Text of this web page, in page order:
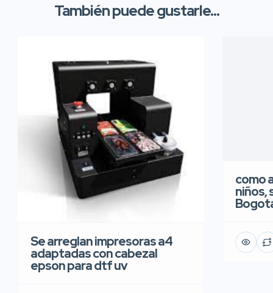
También puede gustarle...
Se arreglan impresoras a4
adaptadas con cabezal
epson para dtf uv
como
niños,